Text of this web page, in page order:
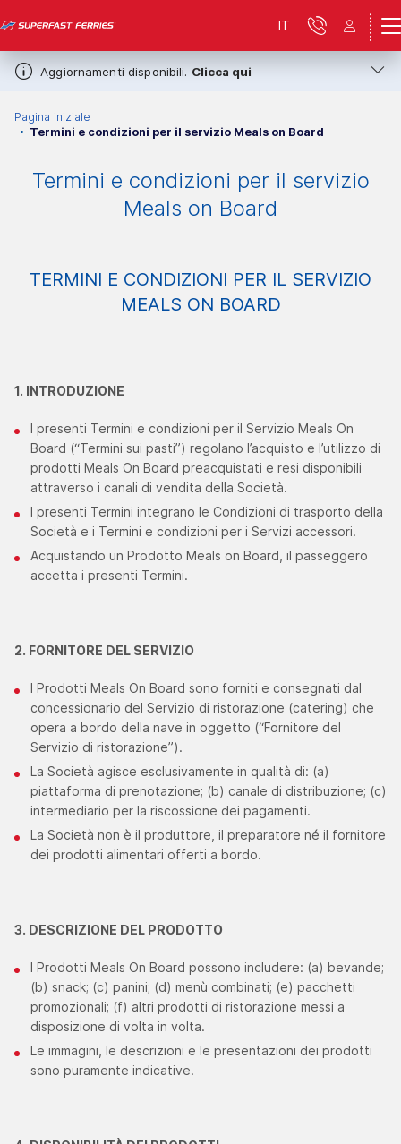
Aggiornamenti disponibili. Clicca qui
IT
Pagina iniziale
Termini e condizioni per il servizio Meals on Board
Termini e condizioni per il servizio
Meals on Board
TERMINI E CONDIZIONI PER IL SERVIZIO
MEALS ON BOARD
1. ΙNTRODUZIONE
I presenti Termini e condizioni per il Servizio Meals On
Board (“Termini sui pasti”) regolano l’acquisto e l’utilizzo di
prodotti Meals On Board preacquistati e resi disponibili
attraverso i canali di vendita della Società.
I presenti Termini integrano le Condizioni di trasporto della
Società e i Termini e condizioni per i Servizi accessori.
Acquistando un Prodotto Meals on Board, il passeggero
accetta i presenti Termini.
2. FORNITORE DEL SERVIZIO
I Prodotti Meals On Board sono forniti e consegnati dal
concessionario del Servizio di ristorazione (catering) che
opera a bordo della nave in oggetto (“Fornitore del
Servizio di ristorazione”).
La Società agisce esclusivamente in qualità di: (a)
piattaforma di prenotazione; (b) canale di distribuzione; (c)
intermediario per la riscossione dei pagamenti.
La Società non è il produttore, il preparatore né il fornitore
dei prodotti alimentari offerti a bordo.
3. DESCRIZIONE DEL PRODOTTO
I Prodotti Meals On Board possono includere: (a) bevande;
(b) snack; (c) panini; (d) menù combinati; (e) pacchetti
promozionali; (f) altri prodotti di ristorazione messi a
disposizione di volta in volta.
Le immagini, le descrizioni e le presentazioni dei prodotti
sono puramente indicative.